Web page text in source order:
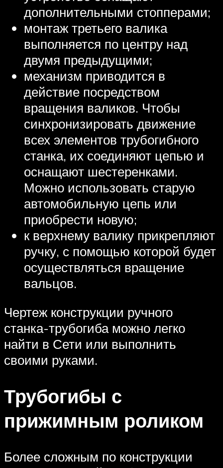
дополнительными стопперами;
монтаж третьего валика
выполняется по центру над
двумя предыдущими;
механизм приводится в
действие посредством
вращения валиков. Чтобы
синхронизировать движение
всех элементов трубогибного
станка, их соединяют цепью и
оснащают шестеренками.
Можно использовать старую
автомобильную цепь или
приобрести новую;
к верхнему валику прикрепляют
ручку, с помощью которой будет
осуществляться вращение
вальцов.
Чертеж конструкции ручного
станка-трубогиба можно легко
найти в Сети или выполнить
своими руками.
Трубогибы с
прижимным роликом
Более сложным по конструкции